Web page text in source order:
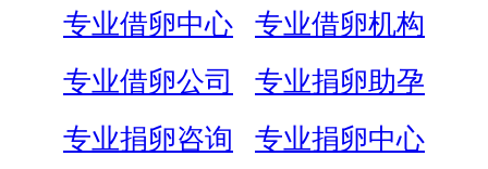
专业借卵中心
专业借卵机构
专业借卵公司
专业捐卵助孕
专业捐卵咨询
专业捐卵中心